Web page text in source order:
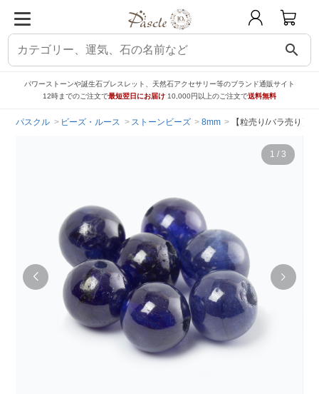
search
パワーストーンや誕生石ブレスレット、天然石アクセサリー等のブランド通販サイト
12時までのご注文で最短翌日にお届け 10,000円以上のご注文で送料無料
パスクル ビーズ・ルース ストーンビーズ 8mm 【粒売り/バラ売り】
1 / 3